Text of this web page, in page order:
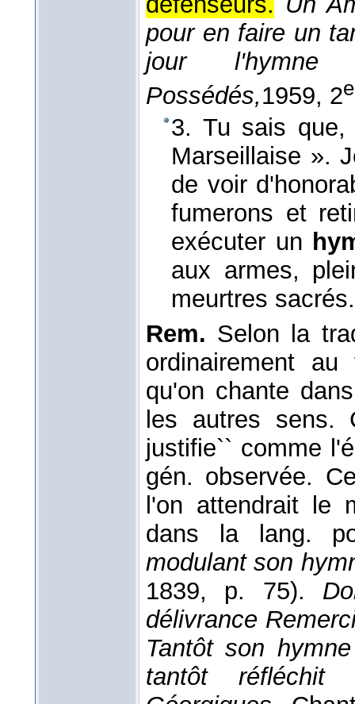
pour en faire un
jour l'hymne
Possédés,1959, 2e
3. Tu sais
Marseillaise ».
de voir
fumerons et
exécuter un
aux armes,
meurtres
Rem. Selon la
ordinairement
qu'on chante
les autres sens.
justifie`` comme
gén. observée.
l'on attendrait le
dans la lang.
modulant son
1839, p. 75).
délivrance
Tantôt son
tantôt